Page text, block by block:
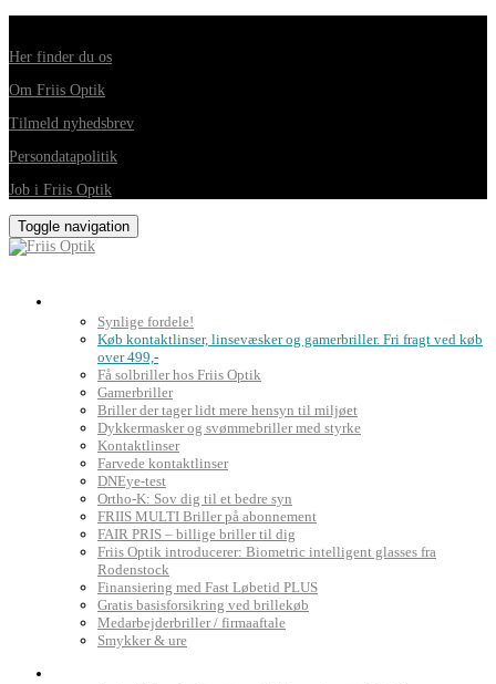
Her finder du os
Om Friis Optik
Tilmeld nyhedsbrev
Persondatapolitik
Job i Friis Optik
Toggle navigation
Synlige fordele!
Køb kontaktlinser, linsevæsker og gamerbriller. Fri fragt ved køb
over 499,-
Få solbriller hos Friis Optik
Gamerbriller
Briller der tager lidt mere hensyn til miljøet
Dykkermasker og svømmebriller med styrke
Kontaktlinser
Farvede kontaktlinser
DNEye-test
Ortho-K: Sov dig til et bedre syn
FRIIS MULTI Briller på abonnement
FAIR PRIS – billige briller til dig
Friis Optik introducerer: Biometric intelligent glasses fra
Rodenstock
Finansiering med Fast Løbetid PLUS
Gratis basisforsikring ved brillekøb
Medarbejderbriller / firmaaftale
Smykker & ure